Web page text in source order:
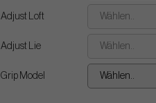
Adjust Loft Wählen..
Adjust Lie Wählen..
Grip Model Wählen..